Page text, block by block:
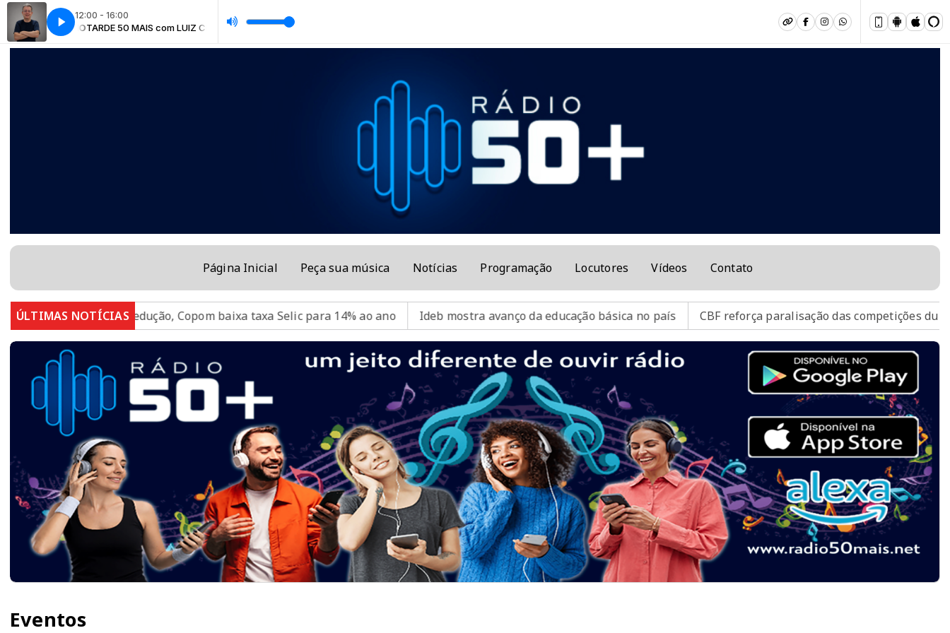
12:00 - 16:00
LUIZ CLÁUDIOTARDE 50 MAIS com LUIZ CLÁUDIO
Página Inicial Peça sua música Notícias Programação Locutores Vídeos Contato
ÚLTIMAS NOTÍCIAS
Em nova redução, Copom baixa taxa Selic para 14% ao ano Ideb mostra avanço da educação básica no país CBF reforça paralisação das competições durante
Eventos